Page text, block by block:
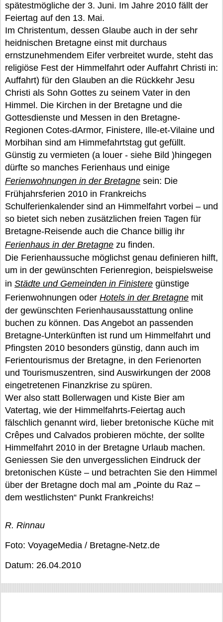
spätestmögliche der 3. Juni. Im Jahre 2010 fällt der
Feiertag auf den 13. Mai.
Im Christentum, dessen Glaube auch in der sehr
heidnischen Bretagne einst mit durchaus
ernstzunehmendem Eifer verbreitet wurde, steht das
religiöse Fest der Himmelfahrt oder Auffahrt Christi in:
Auffahrt) für den Glauben an die Rückkehr Jesu
Christi als Sohn Gottes zu seinem Vater in den
Himmel. Die Kirchen in der Bretagne und die
Gottesdienste und Messen in den Bretagne-
Regionen Cotes-dArmor, Finistere, Ille-et-Vilaine und
Morbihan sind am Himmefahrtstag gut gefüllt.
Günstig zu vermieten (a louer - siehe Bild )hingegen
dürfte so manches Ferienhaus und einige
Ferienwohnungen in der Bretagne sein: Die
Frühjahrsferien 2010 in Frankreichs
Schulferienkalender sind an Himmelfahrt vorbei – und
so bietet sich neben zusätzlichen freien Tagen für
Bretagne-Reisende auch die Chance billig ihr
Ferienhaus in der Bretagne zu finden.
Die Ferienhaussuche möglichst genau definieren hilft,
um in der gewünschten Ferienregion, beispielsweise
in Städte und Gemeinden in Finistere günstige
Ferienwohnungen oder Hotels in der Bretagne mit
der gewünschten Ferienhausausstattung online
buchen zu können. Das Angebot an passenden
Bretagne-Unterkünften ist rund um Himmelfahrt und
Pfingsten 2010 besonders günstig, dann auch im
Ferientourismus der Bretagne, in den Ferienorten
und Tourismuszentren, sind Auswirkungen der 2008
eingetretenen Finanzkrise zu spüren.
Wer also statt Bollerwagen und Kiste Bier am
Vatertag, wie der Himmelfahrts-Feiertag auch
fälschlich genannt wird, lieber bretonische Küche mit
Crêpes und Calvados probieren möchte, der sollte
Himmelfahrt 2010 in der Bretagne Urlaub machen.
Geniessen Sie den unvergesslichen Eindruck der
bretonischen Küste – und betrachten Sie den Himmel
über der Bretagne doch mal am „Pointe du Raz –
dem westlichsten“ Punkt Frankreichs!
R. Rinnau
Foto: VoyageMedia / Bretagne-Netz.de
Datum: 26.04.2010